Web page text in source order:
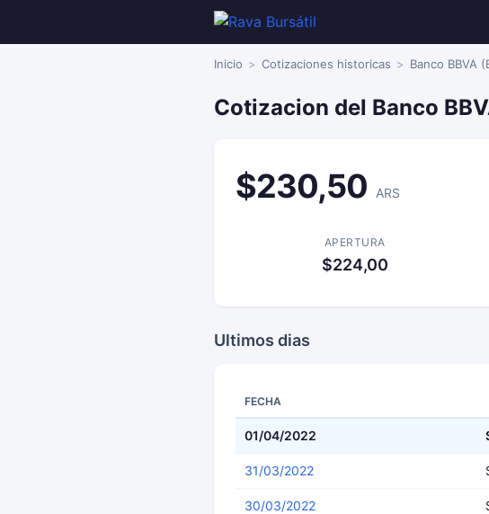
Inicio Cotizaciones historicas Banco BBVA
Cotizacion del Banco
$230,50 ARS
APERTURA
$224,00
Ultimos dias
FECHA
01/04/2022
31/03/2022
30/03/2022